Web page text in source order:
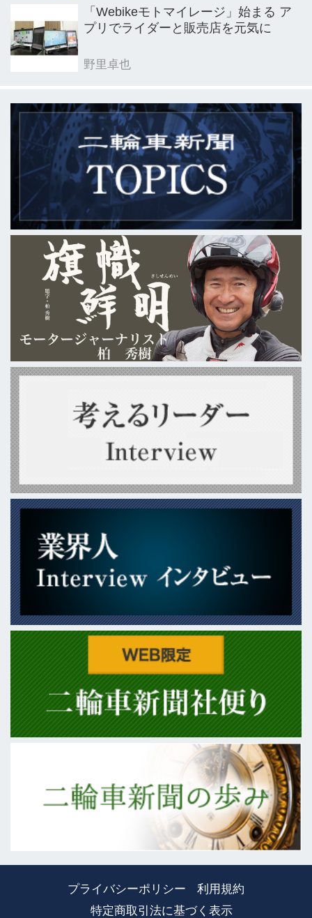
「Webikeモトマイレージ」始まる ア
プリでライダーと販売店を元気に
野里卓也
プライバシーポリシー
利用規約
特定商取引法に基づく表示